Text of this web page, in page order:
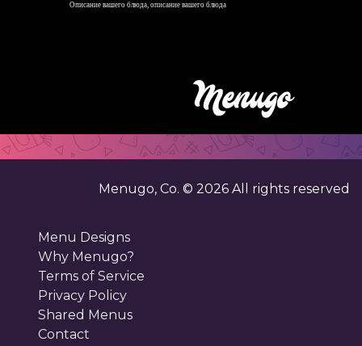
Описание вашего блюда, описание вашего блюда
Menugo, Co. © 2026 All rights reserved
Menu Designs
Why Menugo?
Terms of Service
Privacy Policy
Shared Menus
Contact